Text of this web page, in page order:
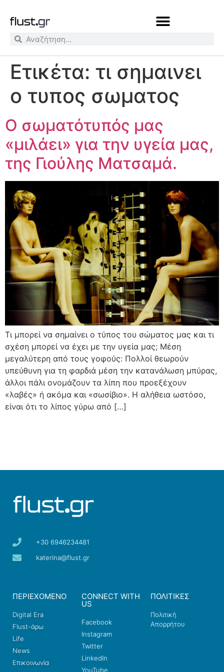
Ετικέτα: τι σημαινει
ο τυπος σωματος
O σωματότυπός μας
«μιλάει» για την υγεία μας,
της Γιούλης Ματσαμά.
Τι μπορεί να σημαίνει ο τύπος του σώματος μας και τι
σχέση μπορεί να έχει με την υγεία μας; Μέση
μεγαλύτερη από τους γοφούς: Πολλοί θεωρούν
υπεύθυνη για τη φαρδιά μέση την κατανάλωση μπύρας,
άλλοι πάλι ονομάζουν τα λίπη που προεξέχουν
«λαβές» ή ακόμα και «σωσίβιο». Η αλήθεια ωστόσο,
είναι ότι το λίπος γύρω από […]
+30 6946234481
katerina@flust.gr
ΠΕΡΙΕΧΟΜΕΝΟ
Digital Era
Flust-άρω
Life
News
Επικοινωνία
CONNECT WITH
US
Facebook
Instagram
Twitter
LinkedIn
YouTube
ΠΟΛΙΤΙΚΕΣ
Πολιτική
Απορρήτου